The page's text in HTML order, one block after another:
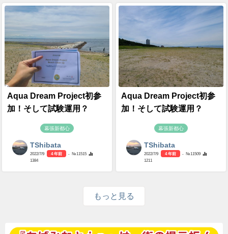
Aqua Dream Project初参
加！そして試験運用？
幕張新都心
TShibata
2022/7/9 4 年前
- №11515
1384
Aqua Dream Project初参
加！そして試験運用？
幕張新都心
TShibata
2022/7/9 4 年前
- №11509
1211
もっと見る